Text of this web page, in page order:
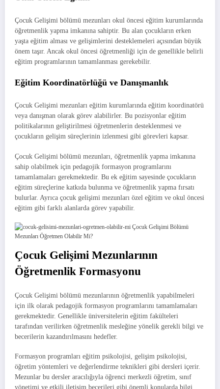
Çocuk Gelişimi bölümü mezunları okul öncesi eğitim kurumlarında
öğretmenlik yapma imkanına sahiptir. Bu alan çocukların erken
yaşta eğitim alması ve gelişimlerini desteklemeleri açısından büyük
önem taşır. Ancak okul öncesi öğretmenliği için de genellikle belirli
eğitim programlarının tamamlanması gerekebilir.
Eğitim Koordinatörlüğü ve Danışmanlık
Çocuk Gelişimi mezunları eğitim kurumlarında eğitim koordinatörü
veya danışman olarak görev alabilirler. Bu pozisyonlar eğitim
politikalarının geliştirilmesi öğretmenlerin desteklenmesi ve
çocukların gelişim süreçlerinin izlenmesi gibi görevleri kapsar.
Çocuk Gelişimi bölümü mezunları, öğretmenlik yapma imkanına
sahip olabilmek için pedagojik formasyon programlarını
tamamlamaları gerekmektedir. Bu ek eğitim sayesinde çocukların
eğitim süreçlerine katkıda bulunma ve öğretmenlik yapma fırsatı
bulurlar. Ayrıca çocuk gelişimi mezunları özel eğitim ve okul öncesi
eğitim gibi farklı alanlarda görev yapabilir.
Çocuk Gelişimi Mezunlarının
Öğretmenlik Formasyonu
Çocuk Gelişimi bölümü mezunlarının öğretmenlik yapabilmeleri
için ilk olarak pedagojik formasyon programlarını tamamlamaları
gerekmektedir. Genellikle üniversitelerin eğitim fakülteleri
tarafından verilirken öğretmenlik mesleğine yönelik gerekli bilgi ve
becerilerin kazandırılmasını hedefler.
Formasyon programları eğitim psikolojisi, gelişim psikolojisi,
öğretim yöntemleri ve değerlendirme teknikleri gibi dersleri içerir.
Mezunlar bu dersler aracılığıyla öğrenci merkezli öğretim, sınıf
yönetimi ve etkili iletişim becerileri gibi önemli konularda bilgi